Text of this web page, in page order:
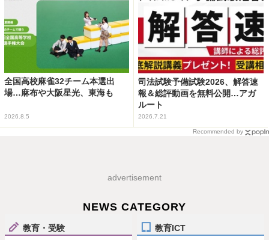
全国高校麻雀32チーム本選出
場…麻布や大阪星光、東海も
2026.8.5
司法試験予備試験2026、解答速
報＆総評動画を無料公開…アガ
ルート
2026.7.21
Recommended by
advertisement
NEWS CATEGORY
教育・受験 教育ICT